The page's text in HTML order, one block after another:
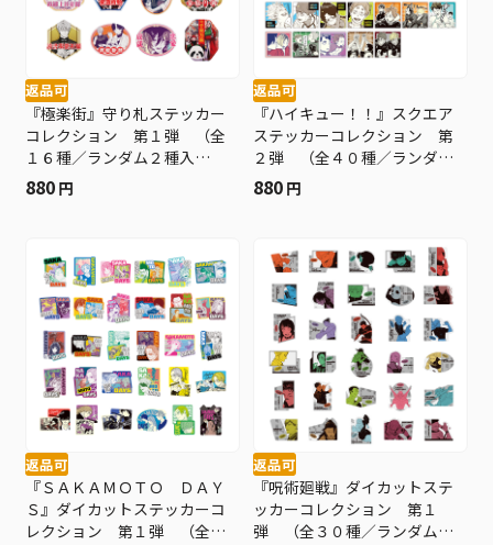
返品可
『極楽街』守り札ステッカー
コレクション 第１弾 （全
１６種／ランダム２種入
り） ＢＦ２
880 円
返品可
『ハイキュー！！』スクエア
ステッカーコレクション 第
２弾 （全４０種／ランダム
４種入り） ＢＥ４−ＪＳ
880 円
返品可
『ＳＡＫＡＭＯＴＯ ＤＡＹ
Ｓ』ダイカットステッカーコ
レクション 第１弾 （全３
返品可
『呪術廻戦』ダイカットステ
ッカーコレクション 第１
弾 （全３０種／ランダム２